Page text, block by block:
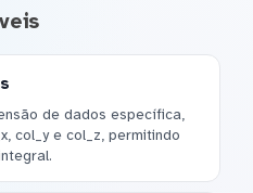
de dados específica,
col_y e col_z, permitindo